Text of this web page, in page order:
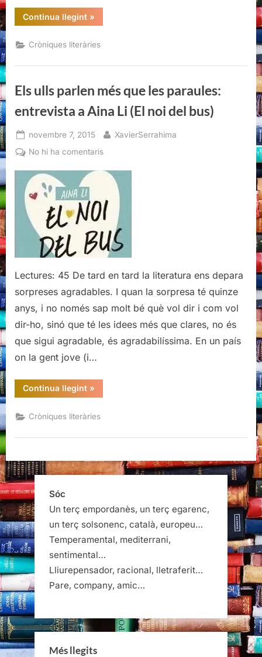
Continua llegint“Els
ulls
més
que
paraules:
Aina
Li
(El
noi
bus)”
»
Cròniques literàries
Els ulls parlen més que les paraules:
entrevista a Aina Li (El noi del bus)
Posted
on
novembre 7, 2015 By
XavierSerrahima
No hi ha comentarisa
ulls
parlen
més
que
les
paraules:
entrevista
a
(El
noi
del
Lectures: 45 De tard en tard la literatura ens depara
sorpreses agradables. I quan la sorpresa té quinze
anys, i no només sap molt bé què vol dir i com vol
dir-ho, sinó que té les idees més que clares, no és
que sigui agradable, és agradabilíssima. En un país
on la gent jove (i…
Continua llegint“Els
ulls
més
que
paraules:
Aina
Li
(El
»
Cròniques literàries
Sóc
Un terç empordanès, un terç egarenc,
un terç solsonenc, català, europeu…
Temperamental, mediterrani,
sentimental…
Lliurepensador, racional, lletraferit…
Pare, company, amic…
Més llegits